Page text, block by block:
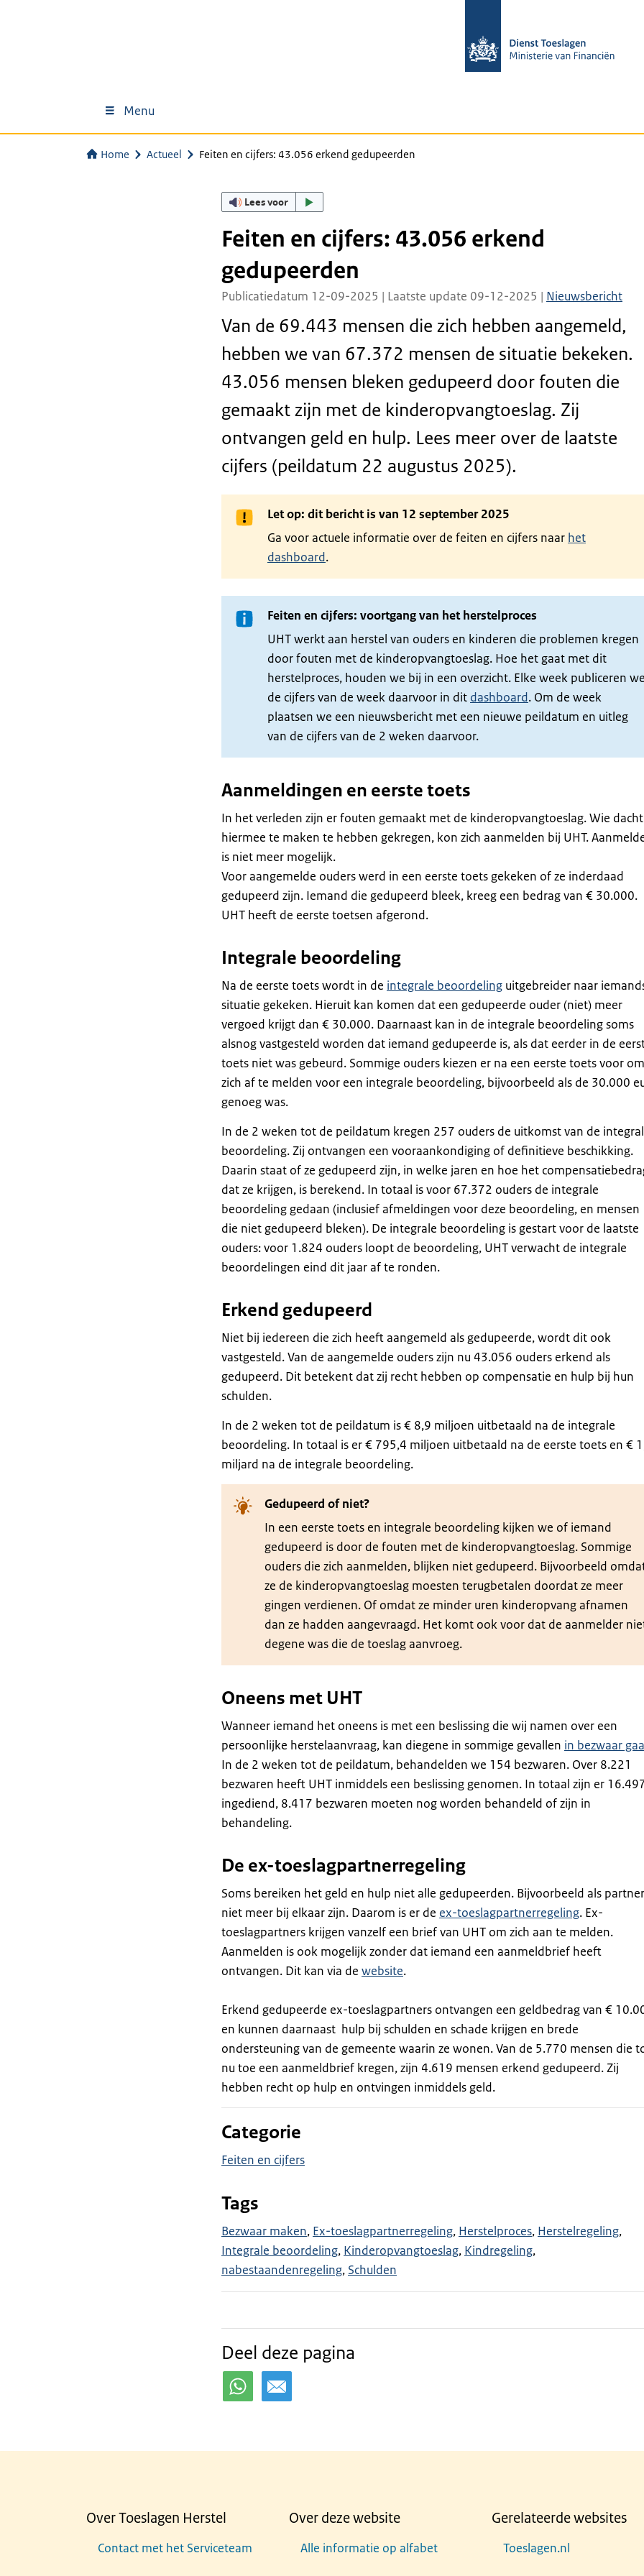
Menu
Home Actueel Feiten en cijfers: 43.056 erkend gedupeerden
Lees voor
Feiten en cijfers: 43.056 erkend
gedupeerden
Publicatiedatum 12-09-2025 | Laatste update 09-12-2025 | Nieuwsbericht
Van de 69.443 mensen die zich hebben aangemeld,
hebben we van 67.372 mensen de situatie bekeken.
43.056 mensen bleken gedupeerd door fouten die
gemaakt zijn met de kinderopvangtoeslag. Zij
ontvangen geld en hulp. Lees meer over de laatste
cijfers (peildatum 22 augustus 2025).
Let op: dit bericht is van 12 september 2025
Ga voor actuele informatie over de feiten en cijfers naar het
dashboard.
Feiten en cijfers: voortgang van het herstelproces
UHT werkt aan herstel van ouders en kinderen die problemen kregen
door fouten met de kinderopvangtoeslag. Hoe het gaat met dit
herstelproces, houden we bij in een overzicht. Elke week publiceren
de cijfers van de week daarvoor in dit dashboard. Om de week
plaatsen we een nieuwsbericht met een nieuwe peildatum en uitleg
van de cijfers van de 2 weken daarvoor.
Aanmeldingen en eerste toets
In het verleden zijn er fouten gemaakt met de kinderopvangtoeslag. Wie dacht
hiermee te maken te hebben gekregen, kon zich aanmelden bij UHT.
is niet meer mogelijk.
Voor aangemelde ouders werd in een eerste toets gekeken of ze inderdaad
gedupeerd zijn. Iemand die gedupeerd bleek, kreeg een bedrag van € 30.000.
UHT heeft de eerste toetsen afgerond.
Integrale beoordeling
Na de eerste toets wordt in de integrale beoordelinguitgebreider naar
situatie gekeken. Hieruit kan komen dat een gedupeerde ouder (niet) meer
vergoed krijgt dan € 30.000. Daarnaast kan in de integrale beoordeling soms
alsnog vastgesteld worden dat iemand gedupeerde is, als dat eerder in de
toets niet was gebeurd. Sommige ouders kiezen er na een eerste toets voor om
zich af te melden voor een integrale beoordeling, bijvoorbeeld als de 30.000
genoeg was.
In de 2 weken tot de peildatum kregen 257 ouders de uitkomst van de
beoordeling. Zij ontvangen een vooraankondiging of definitieve beschikking.
Daarin staat of ze gedupeerd zijn, in welke jaren en hoe het
dat ze krijgen, is berekend. In totaal is voor 67.372 ouders de integrale
beoordeling gedaan (inclusief afmeldingen voor deze beoordeling, en mensen
die niet gedupeerd bleken). De integrale beoordeling is gestart voor de laatste
ouders: voor 1.824 ouders loopt de beoordeling, UHT verwacht de integrale
beoordelingen eind dit jaar af te ronden.
Erkend gedupeerd
Niet bij iedereen die zich heeft aangemeld als gedupeerde, wordt dit ook
vastgesteld. Van de aangemelde ouders zijn nu 43.056 ouders erkend als
gedupeerd. Dit betekent dat zij recht hebben op compensatie en hulp bij hun
schulden.
In de 2 weken tot de peildatum is € 8,9 miljoen uitbetaald na de integrale
beoordeling. In totaal is er € 795,4 miljoen uitbetaald na de eerste toets en €
miljard na de integrale beoordeling.
Gedupeerd of niet?
In een eerste toets en integrale beoordeling kijken we of iemand
gedupeerd is door de fouten met de kinderopvangtoeslag. Sommige
ouders die zich aanmelden, blijken niet gedupeerd. Bijvoorbeeld
ze de kinderopvangtoeslag moesten terugbetalen doordat ze meer
gingen verdienen. Of omdat ze minder uren kinderopvang afnamen
dan ze hadden aangevraagd. Het komt ook voor dat de aanmelder
degene was die de toeslag aanvroeg.
Oneens met UHT
Wanneer iemand het oneens is met een beslissing die wij namen over een
persoonlijke herstelaanvraag, kan diegene in sommige gevallen in bezwaar
In de 2 weken tot de peildatum, behandelden we 154 bezwaren. Over 8.221
bezwaren heeft UHT inmiddels een beslissing genomen. In totaal zijn er
ingediend, 8.417 bezwaren moeten nog worden behandeld of zijn in
behandeling.
De ex-toeslagpartnerregeling
Soms bereiken het geld en hulp niet alle gedupeerden. Bijvoorbeeld als
niet meer bij elkaar zijn. Daarom is er de ex-toeslagpartnerregeling. Ex-
toeslagpartners krijgen vanzelf een brief van UHT om zich aan te melden.
Aanmelden is ook mogelijk zonder dat iemand een aanmeldbrief heeft
ontvangen. Dit kan via de website.
Erkend gedupeerde ex-toeslagpartners ontvangen een geldbedrag van €
en kunnen daarnaast hulp bij schulden en schade krijgen en brede
ondersteuning van de gemeente waarin ze wonen. Van de 5.770 mensen die
nu toe een aanmeldbrief kregen, zijn 4.619 mensen erkend gedupeerd. Zij
hebben recht op hulp en ontvingen inmiddels geld.
Categorie
Feiten en cijfers
Tags
Bezwaar maken Ex-toeslagpartnerregeling Herstelproces Herstelregeling
Integrale beoordeling Kinderopvangtoeslag Kindregeling
nabestaandenregeling Schulden
Deel deze pagina
Over Toeslagen Herstel
Contact met het Serviceteam
Over deze website
Alle informatie op alfabet
Gerelateerde websites
Toeslagen.nl